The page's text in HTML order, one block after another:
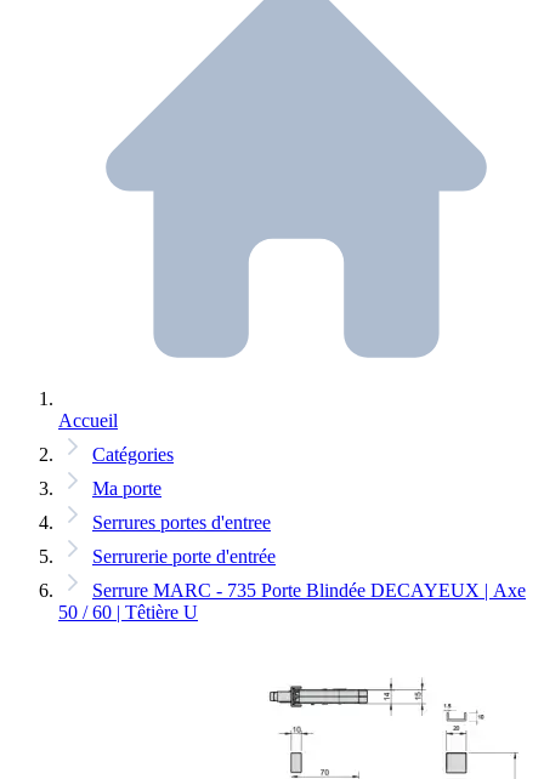
Accueil
Catégories
Ma porte
Serrures portes d'entree
Serrurerie porte d'entrée
Serrure MARC - 735 Porte Blindée DECAYEUX | Axe
50 / 60 | Têtière U